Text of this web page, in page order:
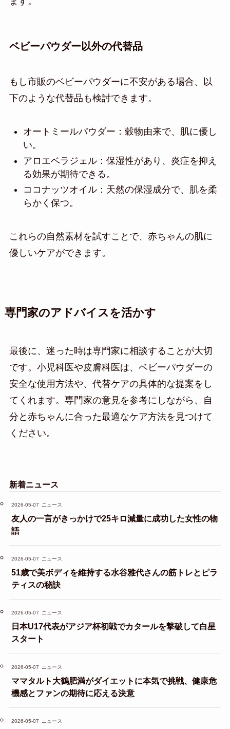
ベビーパウダー以外の代替品
もし市販のベビーパウダーに不安がある場合、以
下のような代替品も検討できます。
オートミールパウダー：穀物由来で、肌に優し
い。
アロエベラジェル：保湿性があり、炎症を抑え
る効果が期待できる。
ココナッツオイル：天然の保湿成分で、肌を柔
らかく保つ。
これらの自然素材を試すことで、赤ちゃんの肌に
優しいケアができます。
専門家のアドバイスを活かす
最後に、迷った時は専門家に相談することが大切
です。小児科医や皮膚科医は、ベビーパウダーの
安全な使用方法や、代替ケアの具体的な提案をし
てくれます。専門家の意見を参考にしながら、自
分と赤ちゃんに合った最適なケア方法を見つけて
ください。
新着ニュース
2026-05-07 ニュース
友人の一言がきっかけで25キロ減量に成功した女性の物
語
2026-05-07 ニュース
51歳で美ボディを維持する水谷雅代さんの筋トレとピラ
ティスの秘訣
2026-05-07 ニュース
日本U17代表がアジア杯初戦でカタールを撃破して白星
スタート
2026-05-07 ニュース
ママタルト大鶴肥満がダイエットに本気で挑戦、健康危
機感とファンの期待に応える決意
2026-05-07 ニュース